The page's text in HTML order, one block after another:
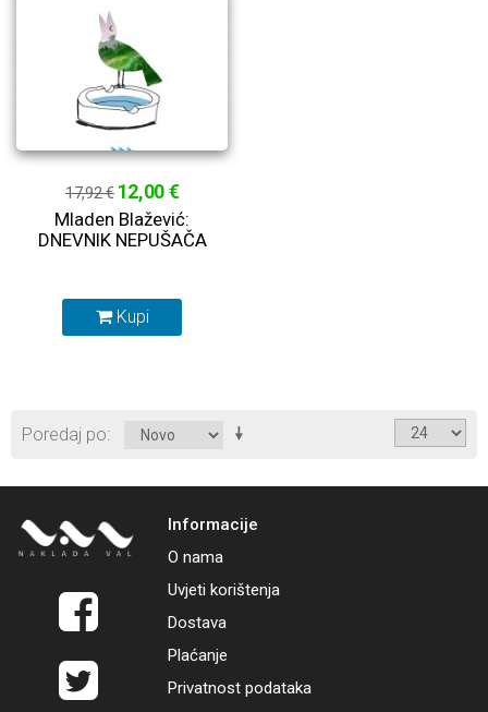
17,92 € 12,00 €
Mladen Blažević:
DNEVNIK NEPUŠAČA
Kupi
Poredaj po
Informacije
O nama
Uvjeti korištenja
Dostava
Plaćanje
Privatnost podataka